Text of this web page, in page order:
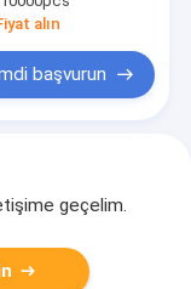
alın
başvurun
geçelim.